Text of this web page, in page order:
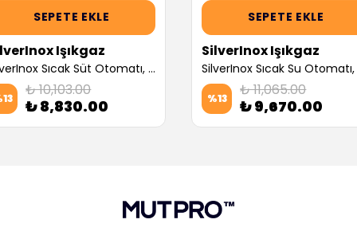
SEPETE EKLE
Işıkgaz
SilverInox Sıcak Süt Otomatı, 160 Bardak Kapasiteli, 12 L (Servis Garantili)
13 ₺ 10,103.00
₺ 8,830.00
SEPETE EKLE
SilverInox Işıkgaz
%13 ₺ 11,065.00
₺ 9,670.00